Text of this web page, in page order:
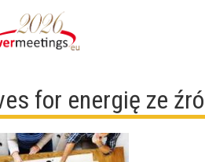
for energię ze